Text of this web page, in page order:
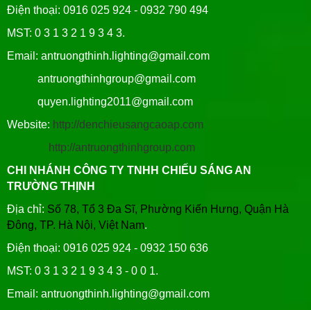
Điện thoại: 0916 025 924 - 0932 790 494
MST: 0 3 1 3 2 1 9 3 4 3.
Email: antruongthinh.lighting@gmail.com
antruongthinhgroup@gmail.com
quyen.lighting2011@gmail.com
Website: http://denchieusangcaoap.com
http://antruongthinhgroup.com
CHI NHÁNH CÔNG TY TNHH CHIẾU SÁNG AN
TRƯỜNG THỊNH
Địa chỉ: Số 78, Tổ 3 Đa Sĩ, Phường Kiến Hưng, Quận Hà
Đông, TP. Hà Nội, Việt Nam.
Điện thoại: 0916 025 924 - 0932 150 636
MST: 0 3 1 3 2 1 9 3 4 3 - 0 0 1.
Email: antruongthinh.lighting@gmail.com